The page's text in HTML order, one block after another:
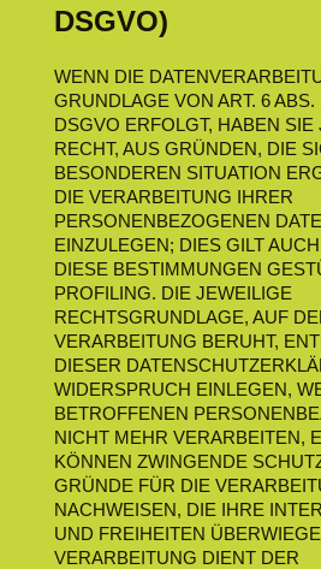
DSGVO)
WENN DIE
GRUNDLAGE VON ART. 6 ABS.
DSGVO ERFOLGT, HABEN
RECHT, AUS GRÜNDEN, DIE
BESONDEREN SITUATION
DIE VERARBEITUNG IHRER
PERSONENBEZOGENEN
EINZULEGEN; DIES GILT
DIESE BESTIMMUNGEN
PROFILING. DIE JEWEILIGE
RECHTSGRUNDLAGE, AUF
VERARBEITUNG BERUHT,
DIESER
WIDERSPRUCH EINLEGEN,
BETROFFENEN
NICHT MEHR VERARBEITEN,
KÖNNEN ZWINGENDE
GRÜNDE FÜR DIE
NACHWEISEN, DIE IHRE
UND FREIHEITEN
VERARBEITUNG DIENT DER